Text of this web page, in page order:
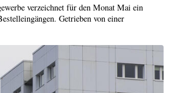
verzeichnet für den Monat Mai ein
Getrieben von einer